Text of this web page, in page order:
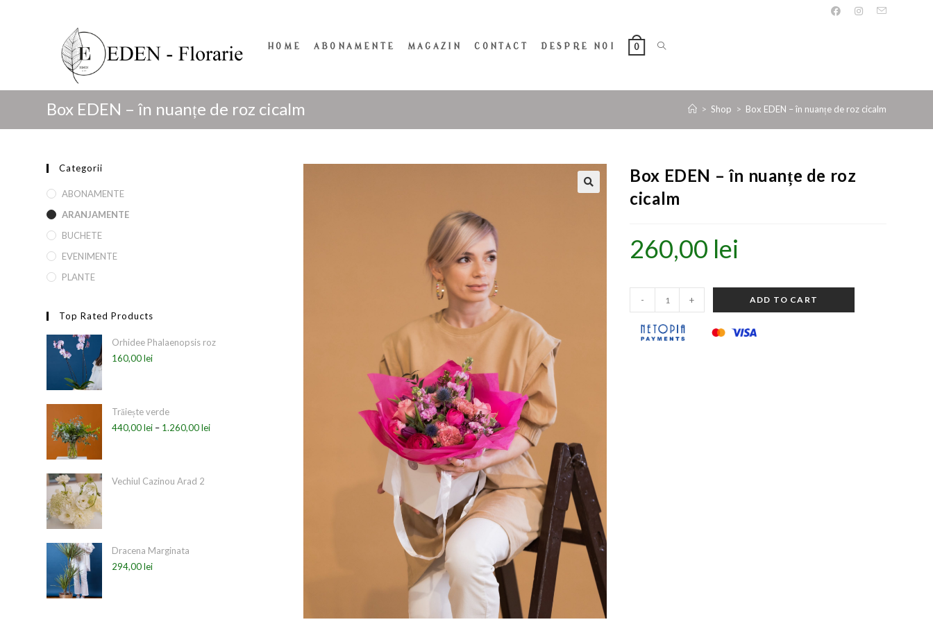
HOME ABONAMENTE MAGAZIN CONTACT DESPRE NOI 0
Box EDEN – în nuanțe de roz cicalm > Shop > Box EDEN – în nuanțe de roz cicalm
Categorii
ABONAMENTE
ARANJAMENTE
BUCHETE
EVENIMENTE
PLANTE
Top Rated Products
Orhidee Phalaenopsis roz
160,00lei
Trăiește verde
440,00lei – 1.260,00lei
Vechiul Cazinou Arad 2
Dracena Marginata
294,00lei
Box EDEN – în nuanțe de roz
cicalm
260,00 lei
- + ADD TO CART